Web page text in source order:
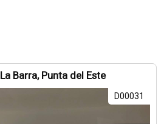
La Barra, Punta del Este
D00031